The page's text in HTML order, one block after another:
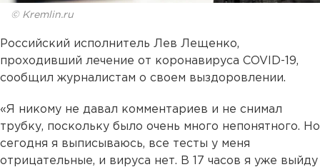
© Kremlin.ru
Российский исполнитель Лев Лещенко,
проходивший лечение от коронавируса COVID-19,
сообщил журналистам о своем выздоровлении.
«Я никому не давал комментариев и не снимал
трубку, поскольку было очень много непонятного. Но
сегодня я выписываюсь, все тесты у меня
отрицательные, и вируса нет. В 17 часов я уже выйду